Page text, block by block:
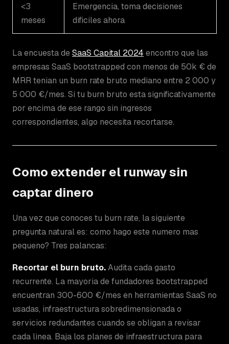
<3
meses
Emergencia, toma decisiones
dificiles ahora
La encuesta de SaaS Capital 2024 encontro que las
empresas SaaS bootstrapped con menos de 50k € de
MRR tenian un burn rate bruto mediano entre 2 000 y
5 000 €/mes. Si tu burn bruto esta significativamente
por encima de ese rango sin ingresos
correspondientes, algo necesita recortarse.
Como extender el runway sin
captar dinero
Una vez que conoces tu burn rate, la siguiente
pregunta natural es: como hago este numero mas
pequeno? Tres palancas:
Recortar el burn bruto.Audita cada gasto
recurrente. La mayoria de fundadores bootstrapped
encuentran 300-600 €/mes en herramientas SaaS no
usadas, infraestructura sobredimensionada o
servicios redundantes cuando se obligan a revisar
cada linea. Baja los planes de infraestructura para